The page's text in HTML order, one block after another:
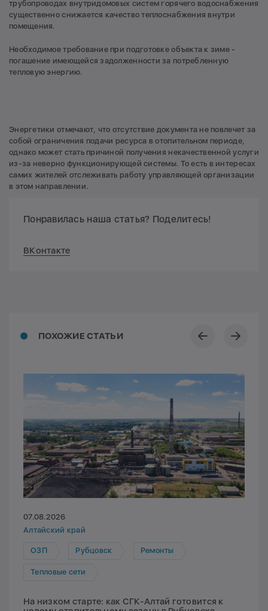
трубопроводах внутридомовых систем горячего водоснабжения
существенно снижается качество теплоснабжения внутри
помещения.
Необходимое требование при подготовке объекта к зиме -
погашение имеющейся задолженности за потребленную
тепловую энергию.
Энергетики отмечают, что отсутствие документа не повлечет за
собой ограничения подачи ресурса в отопительном периоде,
однако может стать причиной получения некачественной услуги
из-за неверно функционирующей системы. То есть в интересах
самих жителей отслеживать работу управляющей организации
в этом направлении.
Понравилась наша статья? Поделитесь!
ВКонтакте
ПОХОЖИЕ СТАТЬИ
07.08.2026
Алтайский край
ОЗП Рубцовск Ремонты
Тепловые сети
На низком старте: как СГК-Алтай готовится к